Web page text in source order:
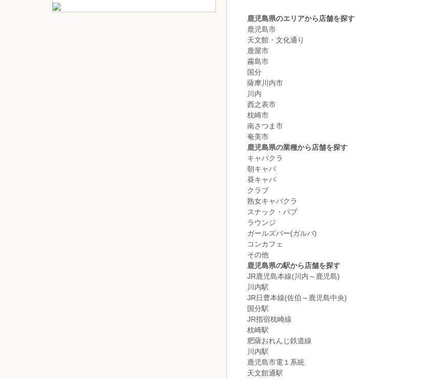
鹿児島県のエリアから店舗を探す
鹿児島市
天文館・文化通り
鹿屋市
霧島市
国分
薩摩川内市
川内
西之表市
枕崎市
南さつま市
奄美市
鹿児島県の業種から店舗を探す
キャバクラ
朝キャバ
昼キャバ
クラブ
熟女キャバクラ
スナック・パブ
ラウンジ
ガールズバー(ガルバ)
コンカフェ
その他
鹿児島県の駅から店舗を探す
JR鹿児島本線(川内～鹿児島)
川内駅
JR日豊本線(佐伯～鹿児島中央)
国分駅
JR指宿枕崎線
枕崎駅
肥薩おれんじ鉄道線
川内駅
鹿児島市電１系統
天文館通駅